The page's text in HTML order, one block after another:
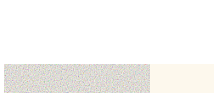
Cake designBiscuit